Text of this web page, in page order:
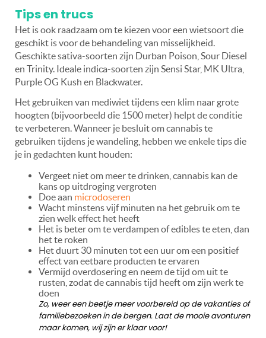
Tips en trucs
Het is ook raadzaam om te kiezen voor een wietsoort die
geschikt is voor de behandeling van misselijkheid.
Geschikte sativa-soorten zijn Durban Poison, Sour Diesel
en Trinity. Ideale indica-soorten zijn Sensi Star, MK Ultra,
Purple OG Kush en Blackwater.
Het gebruiken van mediwiet tijdens een klim naar grote
hoogten (bijvoorbeeld die 1500 meter) helpt de conditie
te verbeteren. Wanneer je besluit om cannabis te
gebruiken tijdens je wandeling, hebben we enkele tips die
je in gedachten kunt houden:
Vergeet niet om meer te drinken, cannabis kan de
kans op uitdroging vergroten
Doe aan microdoseren
Wacht minstens vijf minuten na het gebruik om te
zien welk effect het heeft
Het is beter om te verdampen of edibles te eten, dan
het te roken
Het duurt 30 minuten tot een uur om een positief
effect van eetbare producten te ervaren
Vermijd overdosering en neem de tijd om uit te
rusten, zodat de cannabis tijd heeft om zijn werk te
doen
Zo, weer een beetje meer voorbereid op de vakanties of
familiebezoeken in de bergen. Laat de mooie avonturen
maar komen, wij zijn er klaar voor!